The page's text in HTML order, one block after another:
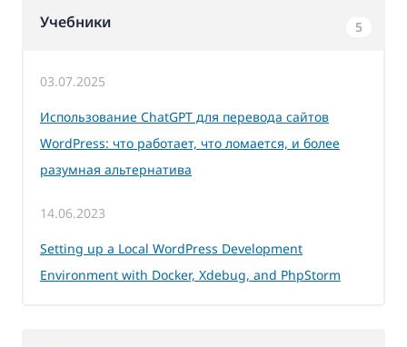
Учебники 5
03.07.2025
Использование ChatGPT для перевода сайтов
WordPress: что работает, что ломается, и более
разумная альтернатива
14.06.2023
Setting up a Local WordPress Development
Environment with Docker, Xdebug, and PhpStorm